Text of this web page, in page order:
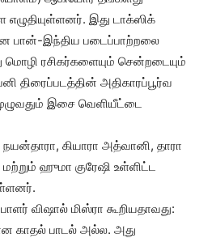
இது டாக்ஸிக்
பான்-இந்திய படைப்பாற்றலை
மொழி ரசிகர்களையும் சென்றடையும்
திரைப்படத்தின் அதிகாரப்பூர்வ
இசை வெளியீட்டை
கியாரா அத்வானி, தாரா
மற்றும் ஹுமா குரேஷி உள்ளிட்ட
விஷால் மிஸ்ரா கூறியதாவது:
காதல் பாடல் அல்ல. அது